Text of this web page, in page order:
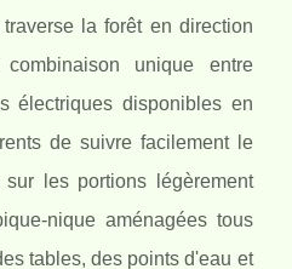
la forêt en direction
unique entre
électriques disponibles en
de suivre facilement le
les portions légèrement
nique aménagées tous
tables, des points d'eau et